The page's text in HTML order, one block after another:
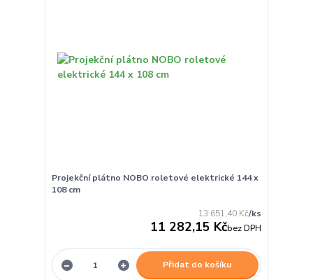
Projekční plátno NOBO roletové elektrické 144 x
108 cm
13 651,40 Kč/ks
11 282,15 Kčbez DPH
Přidat do košíku